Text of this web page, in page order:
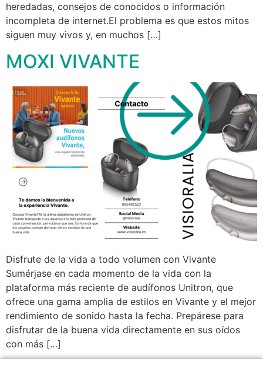
heredadas, consejos de conocidos o información
incompleta de internet.El problema es que estos mitos
siguen muy vivos y, en muchos […]
MOXI VIVANTE
Disfrute de la vida a todo volumen con Vivante
Sumérjase en cada momento de la vida con la
plataforma más reciente de audífonos Unitron, que
ofrece una gama amplia de estilos en Vivante y el mejor
rendimiento de sonido hasta la fecha. Prepárese para
disfrutar de la buena vida directamente en sus oídos
con más […]